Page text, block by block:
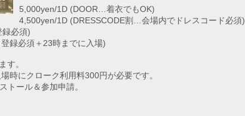
5,000yen/1D (DOOR…着衣でもOK)
4,500yen/1D (DRESSCODE割…会場内でドレスコード必須)
必須)
録必須＋23時までに入場)
す。
時にクローク利用料300円が必要です。
トール＆参加申請。